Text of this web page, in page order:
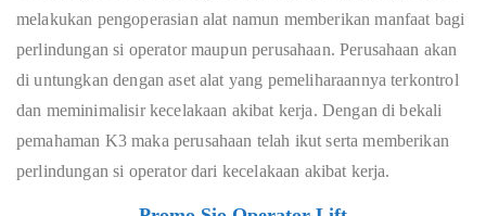
melakukan pengoperasian alat namun memberikan manfaat bagi
perlindungan si operator maupun perusahaan. Perusahaan akan
di untungkan dengan aset alat yang pemeliharaannya terkontrol
dan meminimalisir kecelakaan akibat kerja. Dengan di bekali
pemahaman K3 maka perusahaan telah ikut serta memberikan
perlindungan si operator dari kecelakaan akibat kerja.